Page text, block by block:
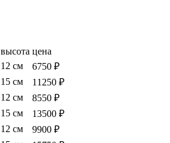
высота цена
12 см
6750 ₽
15 см
11250 ₽
12 см
8550 ₽
15 см
13500 ₽
12 см
9900 ₽